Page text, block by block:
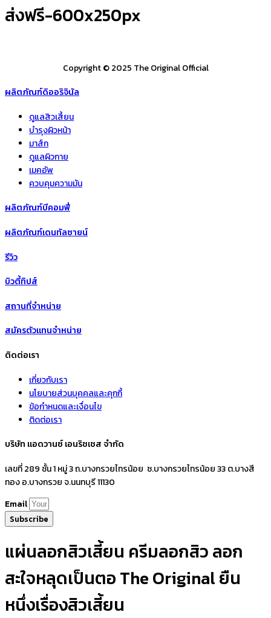
ส่งฟรี-600x250px
Copyright © 2025 The Original Official
ผลิตภัณฑ์ดิออริจินัล
ดูแลสิวเสี้ยน
บำรุงผิวหน้า
มาส์ก
ดูแลผิวกาย
เมคอัพ
ควบคุมความมัน
ผลิตภัณฑ์บีคอมฟี่
ผลิตภัณฑ์เดนทัลซายน์
รีวิว
บิวตี้ทิปส์
สถานที่จำหน่าย
สมัครตัวแทนจำหน่าย
ติดต่อเรา
เกี่ยวกับเรา
นโยบายส่วนบุคคลและคุกกี้
ข้อกำหนดและเงื่อนไข
ติดต่อเรา
บริษัท แอดวานซ์ เอนริชเชส จำกัด
เลขที่ 289 ชั้น 1 หมู่ 3 ถ.บางกรวยไทรน้อย ซ.บางกรวยไทรน้อย 33 ต.บางสี
ทอง อ.บางกรวย จ.นนทบุรี 11130
Email
Subscribe
แผ่นลอกสิวเสี้ยน ครีมลอกสิว ลอก
สะใจหลุดเป็นตอ The Original ยืน
หนึ่งเรื่องสิวเสี้ยน